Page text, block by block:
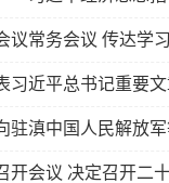
议常务会议 传达学
习近平总书记重要
驻滇中国人民解放
开会议 决定召开二